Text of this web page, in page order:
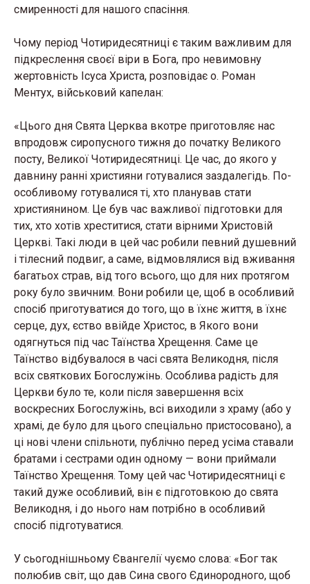
смиренності для нашого спасіння.
Чому період Чотиридесятниці є таким важливим для
підкреслення своєї віри в Бога, про невимовну
жертовність Ісуса Христа, розповідає о. Роман
Ментух, військовий капелан:
«Цього дня Свята Церква вкотре приготовляє нас
впродовж сиропусного тижня до початку Великого
посту, Великої Чотиридесятниці. Це час, до якого у
давнину ранні християни готувалися заздалегідь. По-
особливому готувалися ті, хто планував стати
християнином. Це був час важливої підготовки для
тих, хто хотів хреститися, стати вірними Христовій
Церкві. Такі люди в цей час робили певний душевний
і тілесний подвиг, а саме, відмовлялися від вживання
багатьох страв, від того всього, що для них протягом
року було звичним. Вони робили це, щоб в особливий
спосіб приготуватися до того, що в їхнє життя, в їхнє
серце, дух, єство ввійде Христос, в Якого вони
одягнуться під час Таїнства Хрещення. Саме це
Таїнство відбувалося в часі свята Великодня, після
всіх святкових Богослужінь. Особлива радість для
Церкви було те, коли після завершення всіх
воскресних Богослужінь, всі виходили з храму (або у
храмі, де було для цього спеціально пристосовано), а
ці нові члени спільноти, публічно перед усіма ставали
братами і сестрами один одному — вони приймали
Таїнство Хрещення. Тому цей час Чотиридесятниці є
такий дуже особливий, він є підготовкою до свята
Великодня, і до нього нам потрібно в особливий
спосіб підготуватися.
У сьогоднішньому Євангелії чуємо слова: «Бог так
полюбив світ, що дав Сина свого Єдинородного, щоб